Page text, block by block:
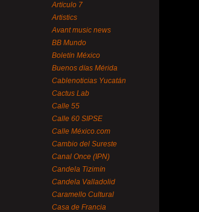
Artículo 7
Artistics
Avant music news
BB Mundo
Boletín México
Buenos días Mérida
Cablenoticias Yucatán
Cactus Lab
Calle 55
Calle 60 SIPSE
Calle México.com
Cambio del Sureste
Canal Once (IPN)
Candela Tizimín
Candela Valladolid
Caramello Cultural
Casa de Francia